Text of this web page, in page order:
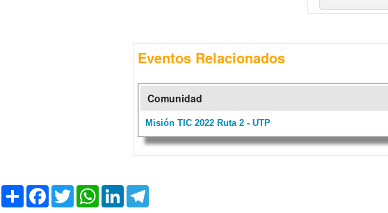
Eventos Relacionados
Comunidad
Misión TIC 2022 Ruta 2 - UTP
C
o
F
a
T
w
W
h
L